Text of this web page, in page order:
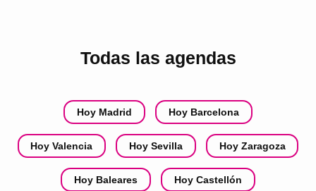
Todas las agendas
Hoy Madrid Hoy Barcelona
Hoy Valencia Hoy Sevilla Hoy Zaragoza
Hoy Baleares Hoy Castellón